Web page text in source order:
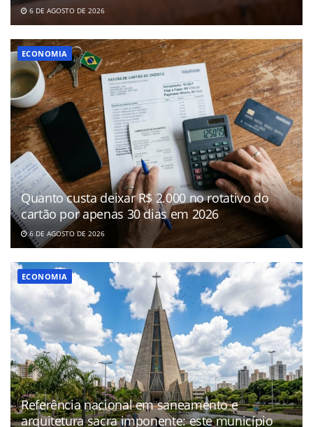
6 DE AGOSTO DE 2026
ECONOMIA
Quanto custa deixar R$ 2.000 no rotativo do
cartão por apenas 30 dias em 2026
6 DE AGOSTO DE 2026
ECONOMIA
Referência nacional em saneamento e
arquitetura sacra imponente: este município